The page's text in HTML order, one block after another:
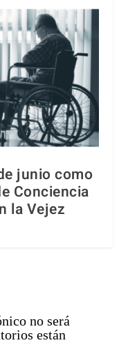
junio como
Conciencia
la Vejez
no será
están